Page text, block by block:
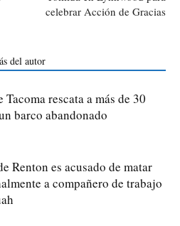
celebrar Acción de Gracias
del autor
Tacoma rescata a más de 30
barco abandonado
Renton es acusado de matar
a compañero de trabajo